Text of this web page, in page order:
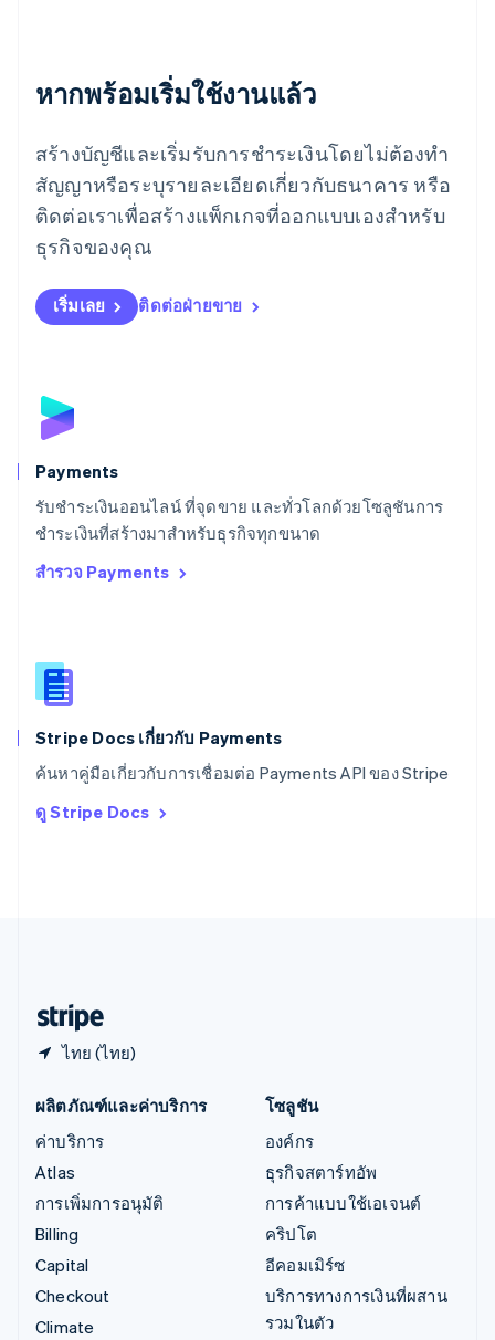
หากพร้อมเริ่มใช้งานแล้ว
สร้างบัญชีและเริ่มรับการชำระเงินโดยไม่ต้องทำ
สัญญาหรือระบุรายละเอียดเกี่ยวกับธนาคาร หรือ
ติดต่อเราเพื่อสร้างแพ็กเกจที่ออกแบบเองสำหรับ
ธุรกิจของคุณ
เริ่มเลย ติดต่อฝ่ายขาย
Payments
รับชำระเงินออนไลน์ ที่จุดขาย และทั่วโลกด้วยโซลูชันการ
ชำระเงินที่สร้างมาสำหรับธุรกิจทุกขนาด
สำรวจ Payments
Stripe Docs เกี่ยวกับ Payments
ค้นหาคู่มือเกี่ยวกับการเชื่อมต่อ Payments API ของ Stripe
ดู Stripe Docs
ไทย (ไทย)
ลักเซมเบิร์ก
Français Deutsch English
English
ลิกเตนสไตน์
DeutschEnglish
ลิทัวเนีย
English
สเปน
สโลวาเกีย
English
Deutsch
สวีเดน
สหรัฐอเมริกา
English Español简体中文
สหรัฐอาหรับเอมิเรตส์
สหราชอาณาจักร
สิงคโปร์
English
ออสเตรเลีย
English
DeutschEnglish
ItalianoEnglish
ผลิตภัณฑ์และค่าบริการ
ค่าบริการ
Atlas
การเพิ่มการอนุมัติ
Billing
Capital
Checkout
Climate
โซลูชัน
องค์กร
ธุรกิจสตาร์ทอัพ
การค้าแบบใช้เอเจนต์
คริปโต
อีคอมเมิร์ซ
บริการทางการเงินที่ผสาน
รวมในตัว